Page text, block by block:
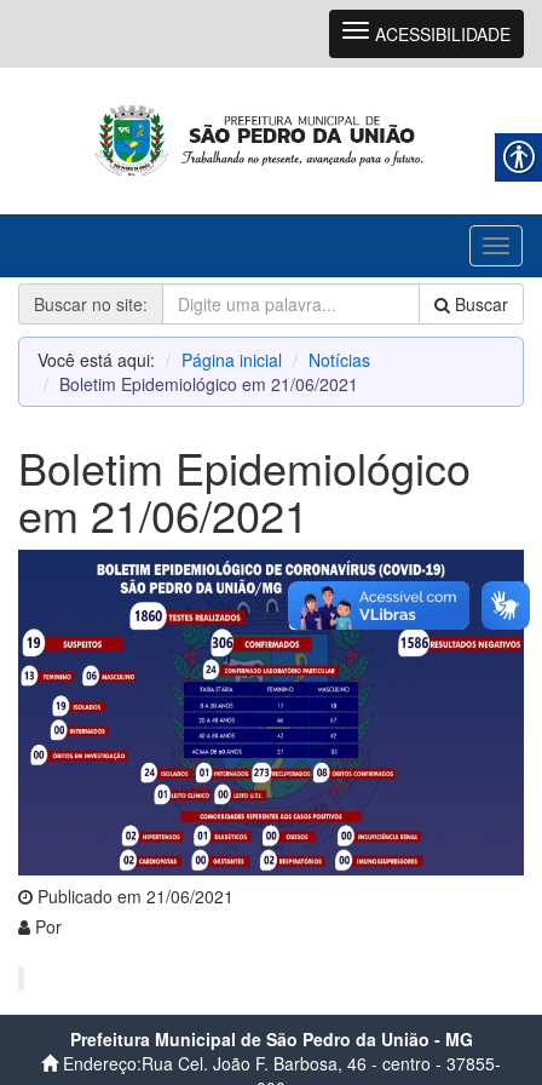
Navegação
ACESSIBILIDADE
Buscar no site:
Buscar
Você está aqui: Página inicial
Notícias
Boletim Epidemiológico em 21/06/2021
Boletim Epidemiológico
em 21/06/2021
Publicado em 21/06/2021
Por
Prefeitura Municipal de São Pedro da União - MG
Endereço:Rua Cel. João F. Barbosa, 46 - centro - 37855-